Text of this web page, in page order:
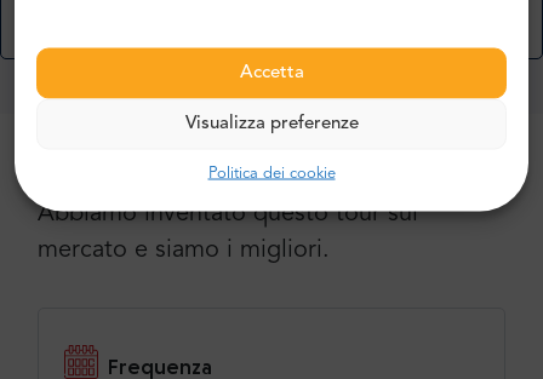
Accetta
Visualizza preferenze
Politica dei cookie
Abbiamo inventato questo tour sul
mercato e siamo i migliori.
Frequenza